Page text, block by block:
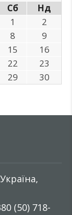
Сб
Нд
1
2
8
9
15
16
22
23
29 30
(50) 718-